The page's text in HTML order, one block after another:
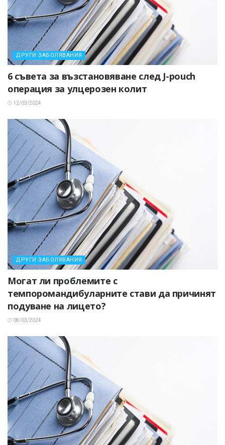
ДРУГИ ЗАБОЛЯВАНИЯ
6 съвета за възстановяване след J-pouch
операция за улцерозен колит
12/03/2024
ДРУГИ ЗАБОЛЯВАНИЯ
Могат ли проблемите с
темпоромандибуларните стави да причинят
подуване на лицето?
08/03/2024